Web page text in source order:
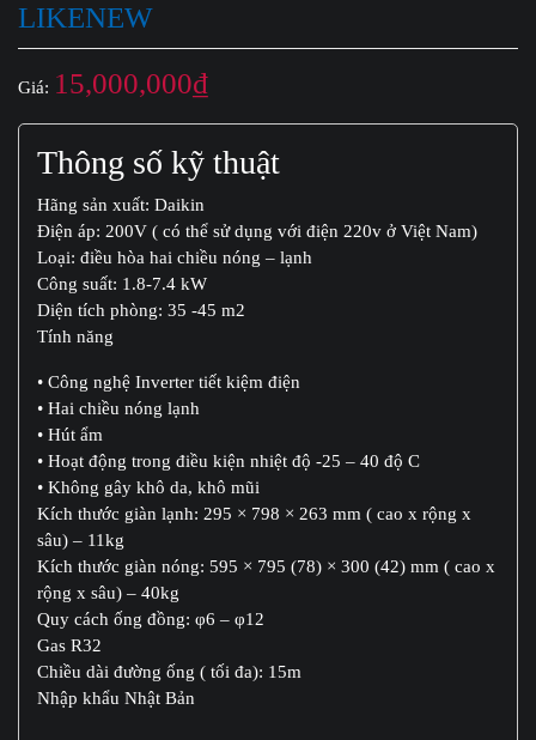
LIKENEW
Giá: 15,000,000₫
Thông số kỹ thuật
Hãng sản xuất: Daikin
Điện áp: 200V ( có thể sử dụng với điện 220v ở Việt Nam)
Loại: điều hòa hai chiều nóng – lạnh
Công suất: 1.8-7.4 kW
Diện tích phòng: 35 -45 m2
Tính năng
• Công nghệ Inverter tiết kiệm điện
• Hai chiều nóng lạnh
• Hút ẩm
• Hoạt động trong điều kiện nhiệt độ -25 – 40 độ C
• Không gây khô da, khô mũi
Kích thước giàn lạnh: 295 × 798 × 263 mm ( cao x rộng x
sâu) – 11kg
Kích thước giàn nóng: 595 × 795 (78) × 300 (42) mm ( cao x
rộng x sâu) – 40kg
Quy cách ống đồng: φ6 – φ12
Gas R32
Chiều dài đường ống ( tối đa): 15m
Nhập khẩu Nhật Bản